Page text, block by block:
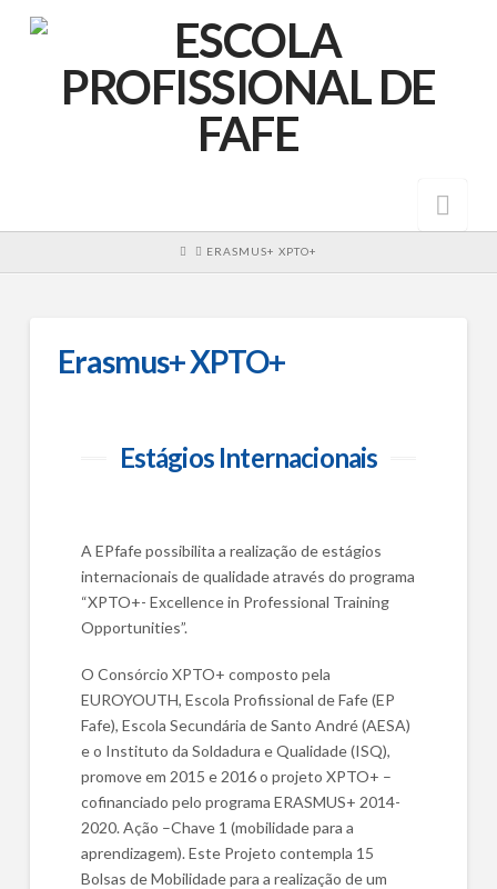
HOMEERASMUS+ XPTO+
Erasmus+ XPTO+
Estágios Internacionais
A EPfafe possibilita a realização de estágios
internacionais de qualidade através do programa
“XPTO+- Excellence in Professional Training
Opportunities”.
O Consórcio XPTO+ composto pela
EUROYOUTH, Escola Profissional de Fafe (EP
Fafe), Escola Secundária de Santo André (AESA)
e o Instituto da Soldadura e Qualidade (ISQ),
promove em 2015 e 2016 o projeto XPTO+ –
cofinanciado pelo programa ERASMUS+ 2014-
2020. Ação –Chave 1 (mobilidade para a
aprendizagem). Este Projeto contempla 15
Bolsas de Mobilidade para a realização de um